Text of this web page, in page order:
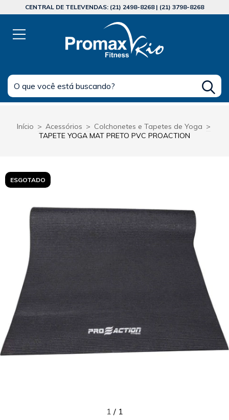
CENTRAL DE TELEVENDAS: (21) 2498-8268 | (21) 3798-8268
Início > Acessórios > Colchonetes e Tapetes de Yoga >
TAPETE YOGA MAT PRETO PVC PROACTION
ESGOTADO
1 / 1